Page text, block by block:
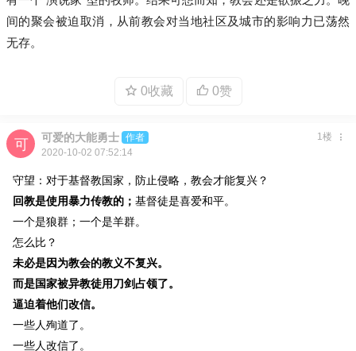
间的聚会被迫取消，从前教会对当地社区及城市的影响力已荡然
无存。
0收藏 0赞
可爱的大能勇士 作者
2020-10-02 07:52:14
1楼
守望：对于基督教国家，防止侵略，教会才能复兴？
回教是使用暴力传教的； 基督徒是喜爱和平。
一个是狼群；一个是羊群。
怎么比？
未必是因为教会的教义不复兴。
而是国家被异教徒用刀剑占领了。
逼迫着他们改信。
一些人殉道了。
一些人改信了。